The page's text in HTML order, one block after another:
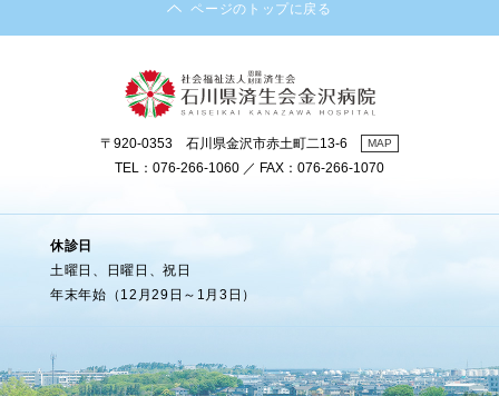
ページのトップに戻る
〒920-0353 石川県金沢市赤土町二13-6 MAP
TEL：076-266-1060 ／ FAX：076-266-1070
休診日
土曜日、日曜日、祝日
年末年始（12月29日～1月3日）